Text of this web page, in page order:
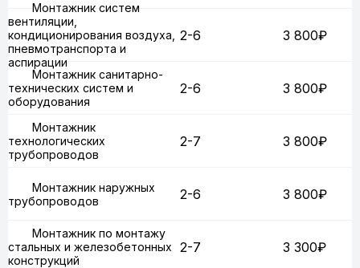
Монтажник систем
вентиляции,
кондиционирования воздуха,
пневмотранспорта и
аспирации
2-6 3 800₽
Монтажник санитарно-
технических систем и
оборудования
2-6 3 800₽
Монтажник
технологических
трубопроводов
2-7 3 800₽
Монтажник наружных
трубопроводов
2-6 3 800₽
Монтажник по монтажу
стальных и железобетонных
конструкций
2-7 3 300₽